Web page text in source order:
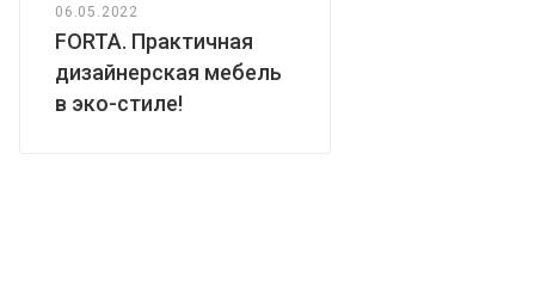
06.05.2022
FORTA. Практичная
дизайнерская мебель
в эко-стиле!